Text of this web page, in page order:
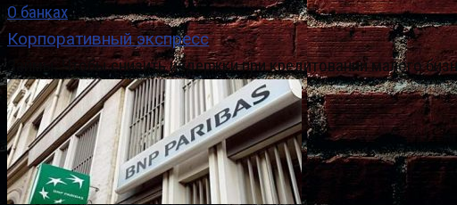
О банках
Корпоративный экспресс
Займы. Чтобы снизить издержки при кредитовании малого